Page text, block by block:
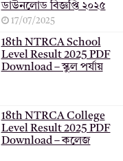
ডাউনলোড বিজ্ঞপ্তি ২০২৫
17/07/2025
18th NTRCA School
Level Result 2025 PDF
Download – স্কুল পর্যায়
18th NTRCA College
Level Result 2025 PDF
Download – কলেজ